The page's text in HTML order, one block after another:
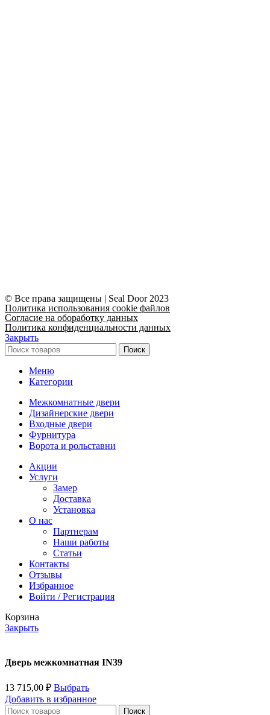
© Все права защищены | Seal Door 2023
Политика использования cookie файлов
Согласие на обоработку данных
Политика конфиденциальности данных
Закрыть
Поиск
Меню
Категории
Межкомнатные двери
Дизайнерские двери
Входные двери
Фурнитура
Ворота и рольставни
Акции
Услуги
Замер
Доставка
Установка
О нас
Партнерам
Наши работы
Статьи
Контакты
Отзывы
Избранное
Войти / Регистрация
Корзина
Закрыть
Дверь межкомнатная IN39
13 715,00 ₽ Выбрать
Добавить в избранное
Поиск